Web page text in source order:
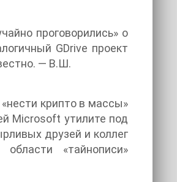
проговорились» о
GDrive проект
— В.Ш.
крипто в массы»
Microsoft утилите под
друзей и коллег
«тайнописи»